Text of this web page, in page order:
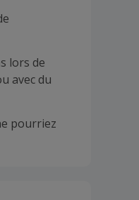
lors de
avec du
pourriez